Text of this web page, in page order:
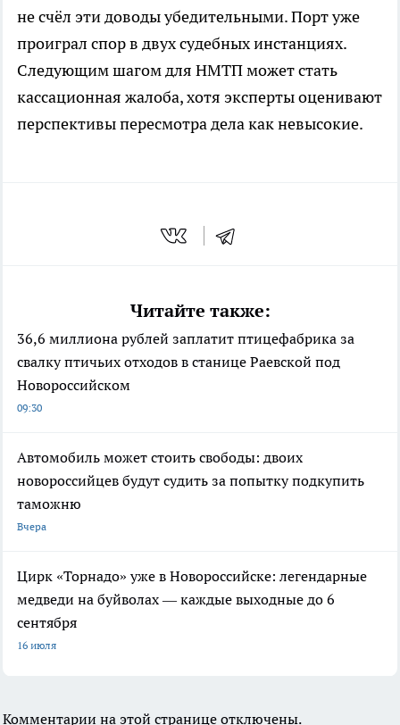
не счёл эти доводы убедительными. Порт уже
проиграл спор в двух судебных инстанциях.
Следующим шагом для НМТП может стать
кассационная жалоба, хотя эксперты оценивают
перспективы пересмотра дела как невысокие.
Читайте также:
36,6 миллиона рублей заплатит птицефабрика за
свалку птичьих отходов в станице Раевской под
Новороссийском
09:30
Автомобиль может стоить свободы: двоих
новороссийцев будут судить за попытку подкупить
таможню
Вчера
Цирк «Торнадо» уже в Новороссийске: легендарные
медведи на буйволах — каждые выходные до 6
сентября
16 июля
Комментарии на этой странице отключены.